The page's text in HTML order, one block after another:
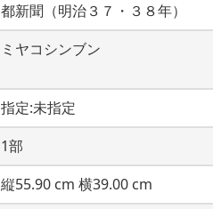
都新聞（明治３７・３８年）
ミヤコシンブン
指定:未指定
1部
縦55.90 cm 横39.00 cm